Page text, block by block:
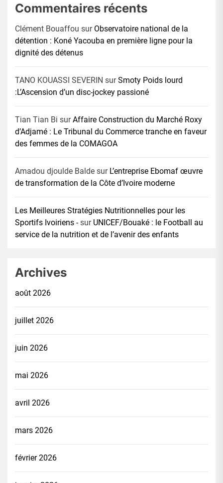
Commentaires récents
Clément Bouaffou sur Observatoire national de la
détention : Koné Yacouba en première ligne pour la
dignité des détenus
TANO KOUASSI SEVERIN surSmoty Poids lourd
:L’Ascension d’un disc-jockey passioné
Tian Tian Bi surAffaire Construction du Marché Roxy
d’Adjamé : Le Tribunal du Commerce tranche en faveur
des femmes de la COMAGOA
Amadou djoulde Balde sur L’entreprise Ebomaf œuvre
de transformation de la Côte d’Ivoire moderne
Les Meilleures Stratégies Nutritionnelles pour les
Sportifs Ivoiriens -sur UNICEF/Bouaké : le Football au
service de la nutrition et de l’avenir des enfants
Archives
août 2026
juillet 2026
juin 2026
mai 2026
avril 2026
mars 2026
février 2026